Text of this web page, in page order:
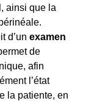
ainsi que la
d’un examen
de
afin
l’état
la patiente, en